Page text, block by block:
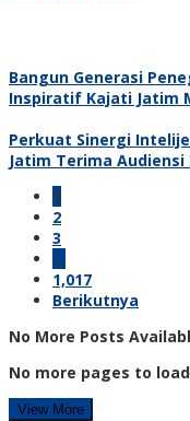
Bangun Generasi
Inspiratif Kajati Jatim
Perkuat Sinergi
Jatim Terima Audiensi
1
2
3
…
1,017
Berikutnya
No More Posts
No more pages to
View More